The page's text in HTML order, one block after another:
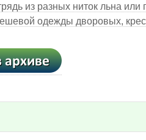
из разных ниток льна
одежды дворовых,